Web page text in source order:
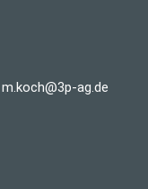
ag.de